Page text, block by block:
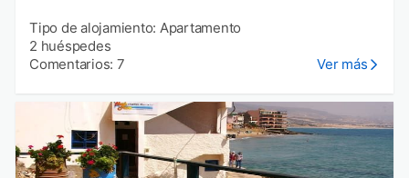
Tipo de alojamiento: Apartamento
2 huéspedes
Comentarios: 7
Ver más